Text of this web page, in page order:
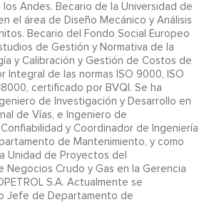
los Andes. Becario de la Universidad de
el área de Diseño Mecánico y Análisis
Becario del Fondo Social Europeo
de Gestión y Normativa de la
y Calibración y Gestión de Costos de
Integral de las normas ISO 9000, ISO
certificado por BVQI. Se ha
de Investigación y Desarrollo en
de Vías, e Ingeniero de
y Coordinador de Ingeniería
de Mantenimiento, y como
Unidad de Proyectos del
Negocios Crudo y Gas en la Gerencia
S.A. Actualmente se
Jefe de Departamento de